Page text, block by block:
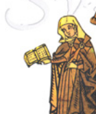
AGGIUNGI AL CARRELLO